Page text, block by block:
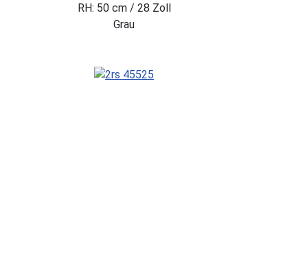
RH: 50 cm / 28 Zoll
Grau